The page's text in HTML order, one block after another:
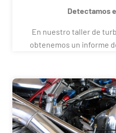
Detectamos
En nuestro taller de
obtenemos un informe